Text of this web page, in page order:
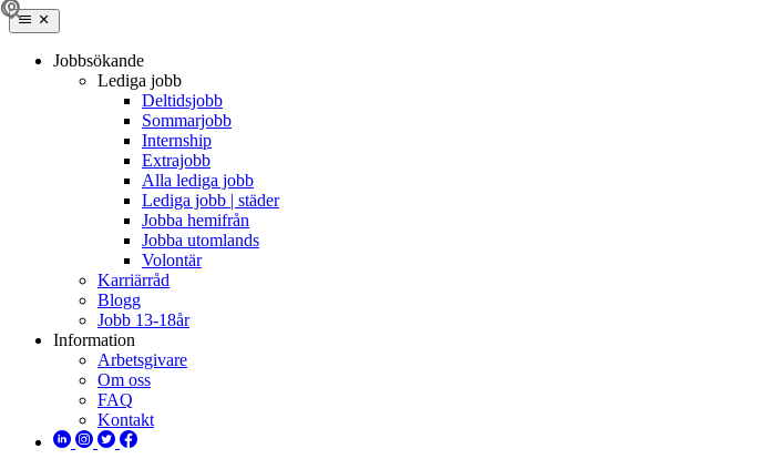
Jobbsökande
Lediga jobb
Deltidsjobb
Sommarjobb
Internship
Extrajobb
Alla lediga jobb
Lediga jobb | städer
Jobba hemifrån
Jobba utomlands
Volontär
Karriärråd
Blogg
Jobb 13-18år
Information
Arbetsgivare
Om oss
FAQ
Kontakt